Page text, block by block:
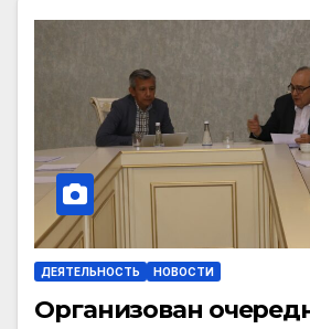
ДЕЯТЕЛЬНОСТЬ НОВОСТИ
Организован